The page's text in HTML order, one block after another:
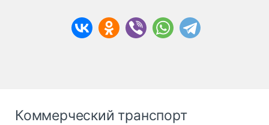
Коммерческий транспорт